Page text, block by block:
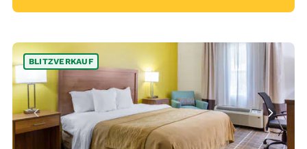
BLITZVERKAUF